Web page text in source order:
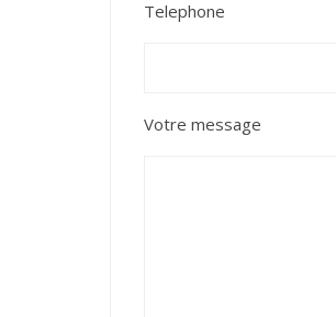
Telephone
Votre message